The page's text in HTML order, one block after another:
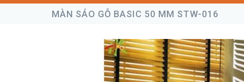
MÀN SÁO GỖ BASIC 50 MM STW-016